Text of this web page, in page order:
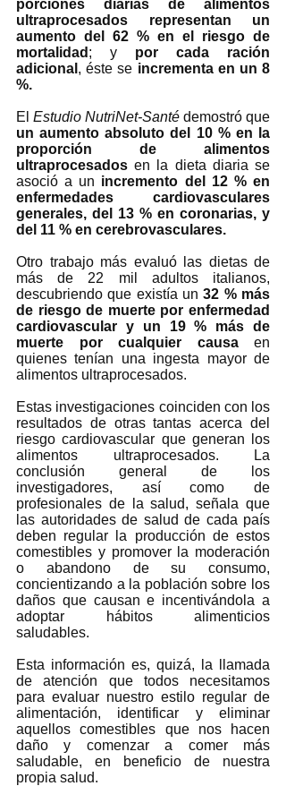
porciones diarias de alimentos
ultraprocesados representan un
aumento del 62 % en el riesgo de
mortalidad ; y por cada ración
adicional , éste se incrementa en un 8
%.
El Estudio NutriNet-Santé
un aumento absoluto del 10 % en la
proporción de alimentos
ultraprocesados en la dieta diaria se
asoció a un incremento del 12 % en
enfermedades cardiovasculares
generales, del 13 % en coronarias, y
del 11 % en cerebrovasculares.
Otro trabajo más evaluó las dietas de
más de 22 mil adultos italianos,
descubriendo que existía un 32 % más
de riesgo de muerte por enfermedad
cardiovascular y un 19 % más de
muerte por cualquier causa en
quienes tenían una ingesta mayor de
alimentos ultraprocesados.
Estas investigaciones coinciden con los
resultados de otras tantas acerca del
riesgo cardiovascular que generan los
alimentos ultraprocesados. La
conclusión general de los
investigadores, así como de
profesionales de la salud, señala que
las autoridades de salud de cada país
deben regular la producción de estos
comestibles y promover la moderación
o abandono de su consumo,
concientizando a la población sobre los
daños que causan e incentivándola a
adoptar hábitos alimenticios
saludables.
Esta información es, quizá, la llamada
de atención que todos necesitamos
para evaluar nuestro estilo regular de
alimentación, identificar y eliminar
aquellos comestibles que nos hacen
daño y comenzar a comer más
saludable, en beneficio de nuestra
propia salud.